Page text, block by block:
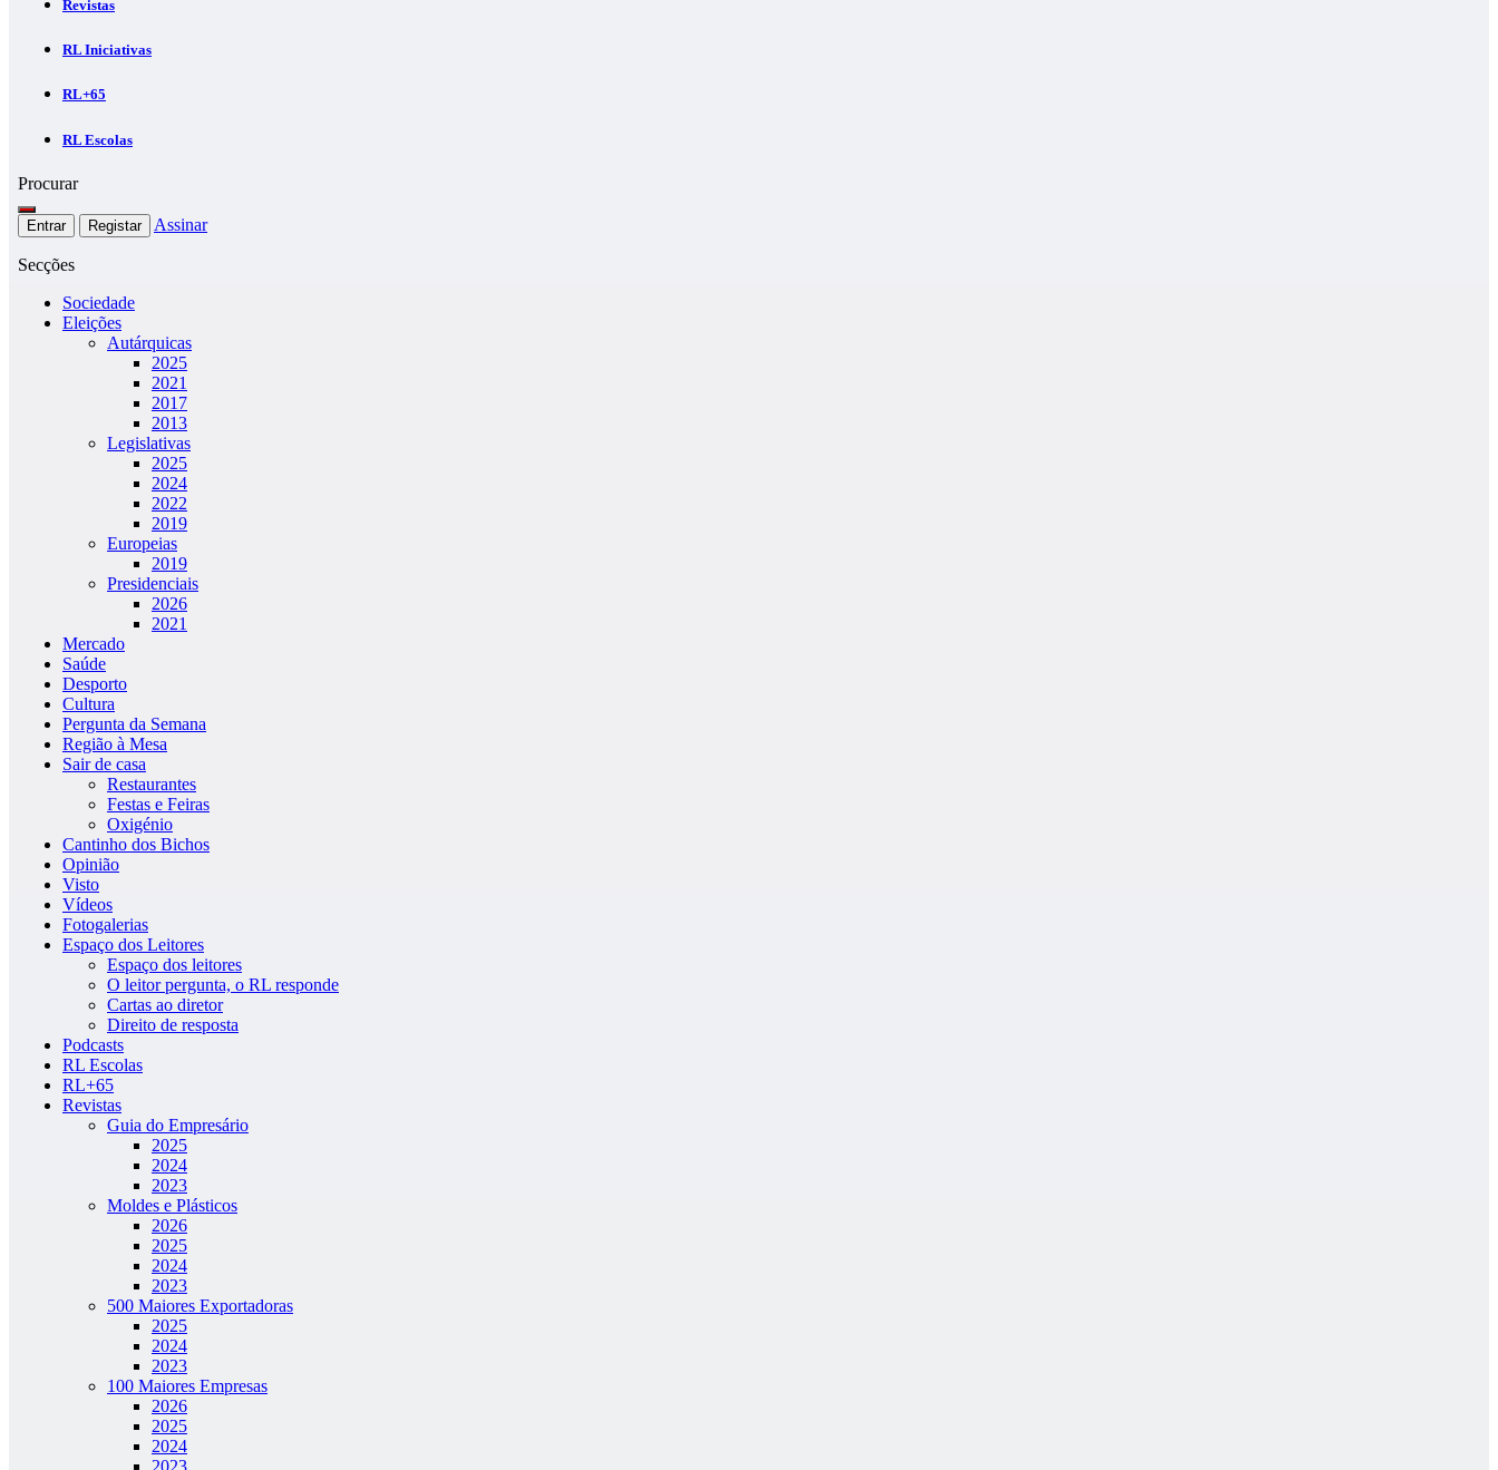
Revistas
RL Iniciativas
RL+65
RL Escolas
Procurar
Entrar Registar Assinar
Secções
Sociedade
Eleições
Autárquicas
2025
2021
2017
2013
Legislativas
2025
2024
2022
2019
Europeias
2019
Presidenciais
2026
2021
Mercado
Saúde
Desporto
Cultura
Pergunta da Semana
Região à Mesa
Sair de casa
Restaurantes
Festas e Feiras
Oxigénio
Cantinho dos Bichos
Opinião
Visto
Vídeos
Fotogalerias
Espaço dos Leitores
Espaço dos leitores
O leitor pergunta, o RL responde
Cartas ao diretor
Direito de resposta
Podcasts
RL Escolas
RL+65
Revistas
Guia do Empresário
2025
2024
2023
Moldes e Plásticos
2026
2025
2024
2023
500 Maiores Exportadoras
2025
2024
2023
100 Maiores Empresas
2026
2025
2024
2023